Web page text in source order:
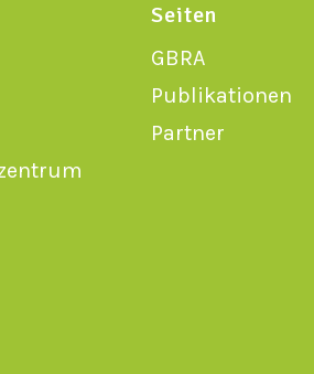
Seiten
GBRA
Publikationen
Partner